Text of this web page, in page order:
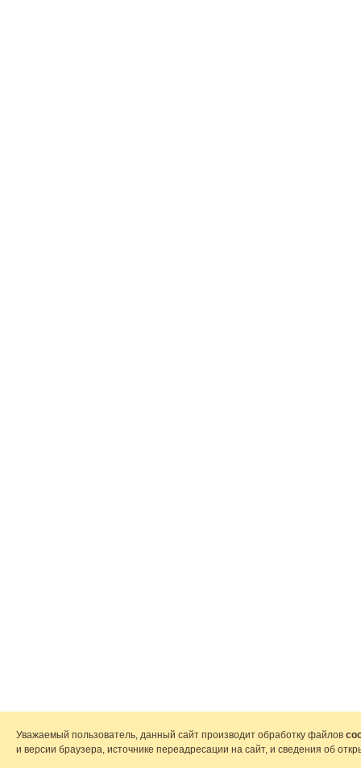
Уважаемый пользователь, данный сайт производит обработку файлов
и версии браузера, источнике переадресации на сайт, и сведения об